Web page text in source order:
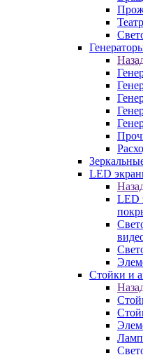
LED
LED
Стойки и